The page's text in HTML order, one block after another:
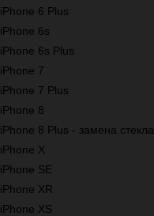
iPhone 6 Plus
iPhone 6s
iPhone 6s Plus
iPhone 7
iPhone 7 Plus
iPhone 8
iPhone 8 Plus - замена стекла
iPhone X
iPhone SE
iPhone XR
iPhone XS